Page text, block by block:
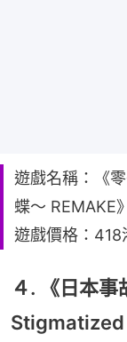
遊戲名稱：《
蝶～ REMAKE》
遊戲價格：418
４. 《日本
Stigmatized